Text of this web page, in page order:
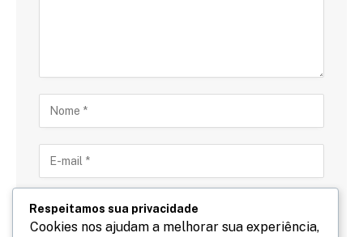
Respeitamos sua privacidade
Cookies nos ajudam a melhorar sua experiência,